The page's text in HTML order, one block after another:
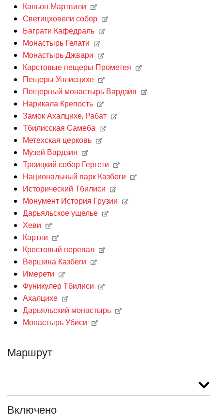
Каньон Мартвили
Светицховели собор
Баграти Кафедраль
Монастырь Гелати
Монастырь Джвари
Карстовые пещеры Прометея
Пещеры Уплисцихе
Пещерный монастырь Вардзия
Нарикала Крепость
Замок Ахалцихе, Рабат
Тбилисская Самеба
Метехская церковь
Музей Вардзия
Троицкий собор Гергети
Национальный парк Казбеги
Исторический Тбилиси
Монумент История Грузии
Дарьяльское ущелье
Хеви
Картли
Крестовый перевал
Вершина Казбеги
Имерети
Фуникулер Тбилиси
Ахалцихе
Дарьяльский монастырь
Монастырь Убиси
Маршрут
Включено